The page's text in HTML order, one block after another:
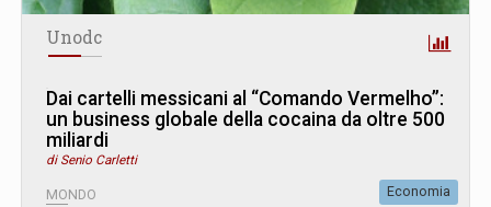
Unodc
Dai cartelli messicani al “Comando Vermelho”:
un business globale della cocaina da oltre 500
miliardi
di Senio Carletti
MONDO Economia